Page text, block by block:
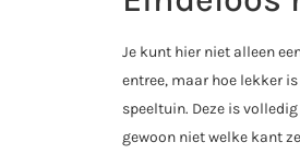
Je kunt hier niet alleen
entree, maar hoe lekker
speeltuin. Deze is
gewoon niet welke kant